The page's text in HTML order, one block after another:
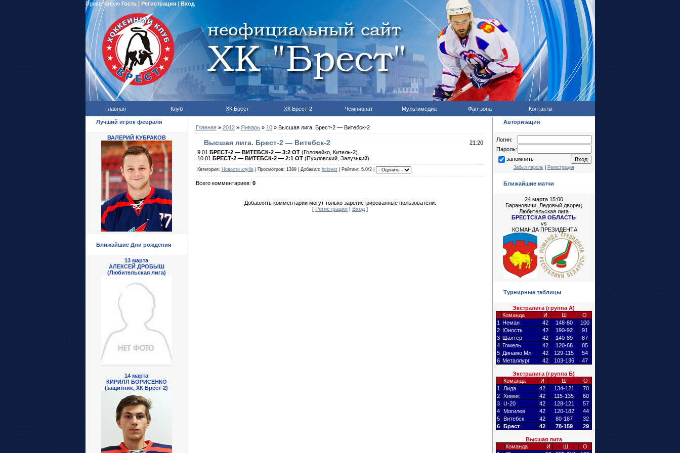
Приветствую Гость | Регистрация| Вход
Главная Клуб ХК Брест ХК Брест-2 Чемпионат Мультимедиа Фан-зона Контакты
Лучший игрок февраля
ВАЛЕРИЙ КУБРАКОВ
Ближайшие Дни рождения
13 марта
АЛЕКСЕЙ ДРОБЫШ
(Любительская лига)
14 марта
КИРИЛЛ БОРИСЕНКО
(защитник, ХК Брест-2)
Главная» 2012 » Январь » 10» Высшая лига. Брест-2 — Витебск-2
Высшая лига. Брест-2 — Витебск-2
21:20
9.01 БРЕСТ-2— ВИТЕБСК-2— 3:2 ОТ(Головейко, Китель-2).
10.01 БРЕСТ-2— ВИТЕБСК-2— 2:1 ОТ (Пухловский, Залузький).
Категория: Новости клуба| Просмотров: 1389 | Добавил: hcbrest| Рейтинг: 5.0/2 |
Всего комментариев: 0
Добавлять комментарии могут только зарегистрированные пользователи.
[ Регистрация | Вход ]
Авторизация
Логин:
Пароль:
запомнить
Забыл пароль| Регистрация
Ближайшие матчи
24 марта 15:00
Барановичи, Ледовый дворец
Любительская лига
БРЕСТСКАЯ ОБЛАСТЬ
vs
КОМАНДА ПРЕЗИДЕНТА
Турнирные таблицы
Экстралига (группа А)
Команда
И Ш
О
1 Неман 42 148-80
100
2 Юность 42 190-92
91
3 Шахтер 42 140-89
87
4 Гомель 42 120-68
85
5 Динамо Мл. 42 129-115
54
6 Металлург 42 103-136 47
Экстралига (группа Б)
Команда
И Ш
О
1
Лида 42 134-121
70
2
Химик 42 115-135
60
3
U-20 42 128-121
57
4
Могилев 42 120-182
44
5
Витебск 42 80-187
32
6
Брест 42 78-159 29
Высшая лига
Команда
И Ш
О